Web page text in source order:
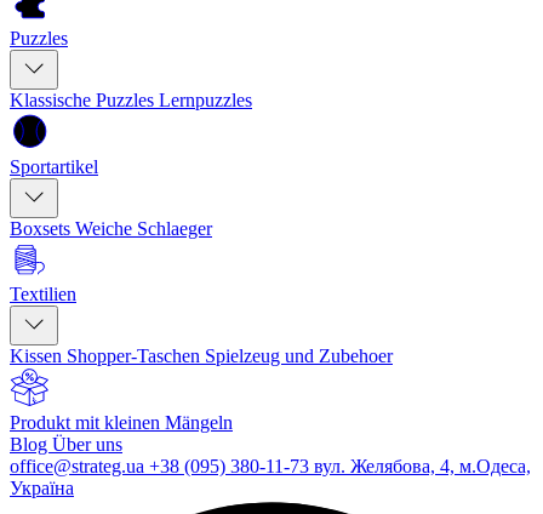
Puzzles
Klassische Puzzles Lernpuzzles
Sportartikel
Boxsets Weiche Schlaeger
Textilien
Kissen Shopper-Taschen Spielzeug und Zubehoer
Produkt mit kleinen Mängeln
Blog Über uns
office@strateg.ua +38 (095) 380-11-73 вул. Желябова, 4, м.Одеса,
Україна